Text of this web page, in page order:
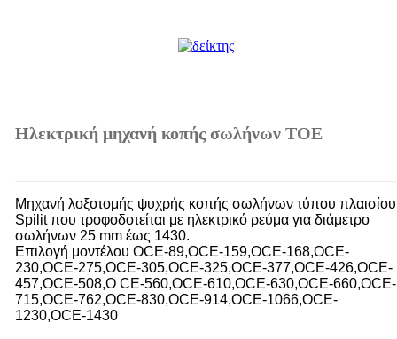
Ηλεκτρική μηχανή κοπής σωλήνων TOE
Μηχανή λοξοτομής ψυχρής κοπής σωλήνων τύπου πλαισίου
Spilit που τροφοδοτείται με ηλεκτρικό ρεύμα για διάμετρο
σωλήνων 25 mm έως 1430.
Επιλογή μοντέλου OCE-89,OCE-159,OCE-168,OCE-
230,OCE-275,OCE-305,OCE-325,OCE-377,OCE-426,OCE-
457,OCE-508,O CE-560,OCE-610,OCE-630,OCE-660,OCE-
715,OCE-762,OCE-830,OCE-914,OCE-1066,OCE-
1230,OCE-1430